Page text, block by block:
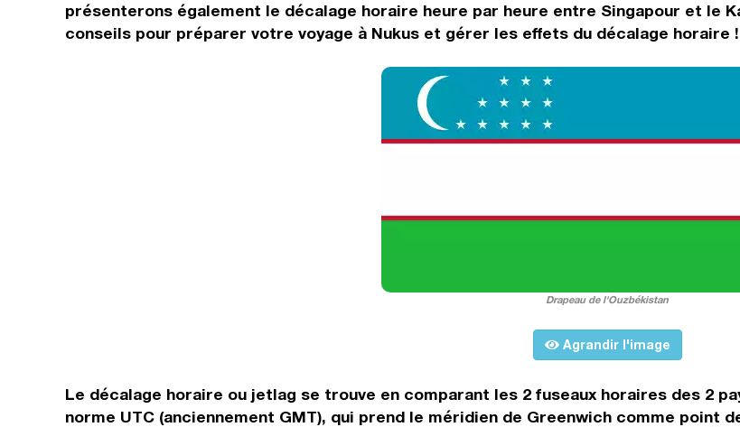
présenterons également le décalage horaire heure par heure entre Singapour et le
conseils pour préparer votre voyage à Nukus et gérer les effets du décalage horaire !
Drapeau de l'Ouzbékistan
Agrandir l'image
Le décalage horaire ou jetlag se trouve en comparant les 2 fuseaux horaires des 2
norme UTC (anciennement GMT), qui prend le méridien de Greenwich comme point